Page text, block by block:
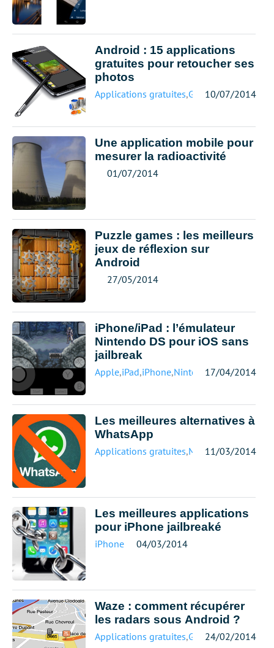
Android : 15 applications
gratuites pour retoucher ses
photos
Applications gratuites,Google,Mobile
10/07/2014
Une application mobile pour
mesurer la radioactivité
01/07/2014
Puzzle games : les meilleurs
jeux de réflexion sur
Android
27/05/2014
iPhone/iPad : l’émulateur
Nintendo DS pour iOS sans
jailbreak
Apple,iPad,iPhone,Nintendo17/04/2014
Les meilleures alternatives à
WhatsApp
Applications gratuites,Messagerie,Mobile
11/03/2014
Les meilleures applications
pour iPhone jailbreaké
iPhone 04/03/2014
Waze : comment récupérer
les radars sous Android ?
Applications gratuites,Google24/02/2014